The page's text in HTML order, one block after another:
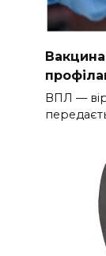
Вакцина
ВПЛ —